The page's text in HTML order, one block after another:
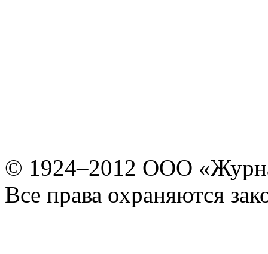
© 1924–2012 ООО
Все права охраняются